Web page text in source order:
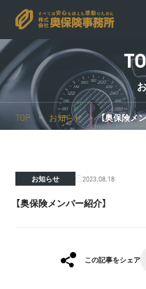
TOP お知らせ 【奥保険メ
お知らせ 2023.08.18
【奥保険メンバー紹介】
この記事をシェア